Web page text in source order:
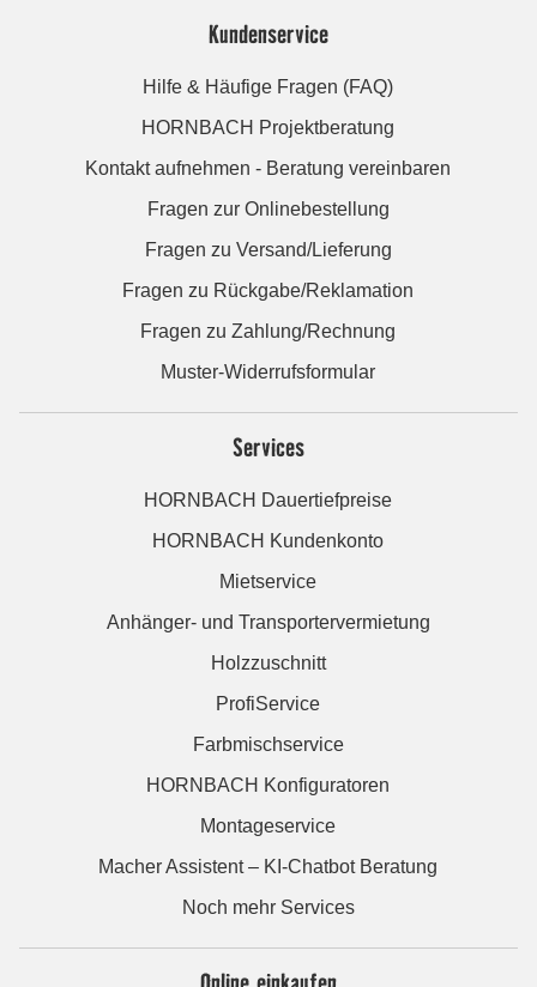
Kundenservice
Hilfe & Häufige Fragen (FAQ)
HORNBACH Projektberatung
Kontakt aufnehmen - Beratung vereinbaren
Fragen zur Onlinebestellung
Fragen zu Versand/Lieferung
Fragen zu Rückgabe/Reklamation
Fragen zu Zahlung/Rechnung
Muster-Widerrufsformular
Services
HORNBACH Dauertiefpreise
HORNBACH Kundenkonto
Mietservice
Anhänger- und Transportervermietung
Holzzuschnitt
ProfiService
Farbmischservice
HORNBACH Konfiguratoren
Montageservice
Macher Assistent – KI-Chatbot Beratung
Noch mehr Services